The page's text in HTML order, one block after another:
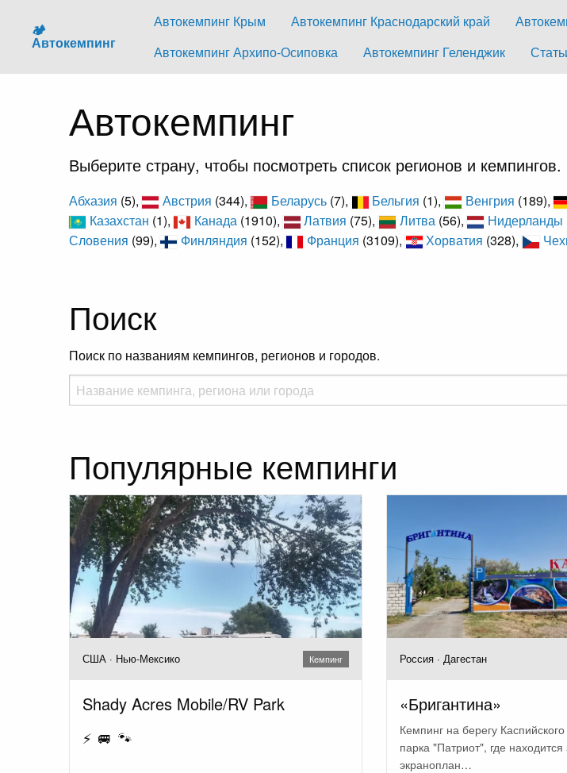
🏕️
Автокемпинг
Автокемпинг Крым Автокемпинг Краснодарский край
Автокемпинг Архипо-Осиповка
Автокемпинг Геленджик
Автокемпинг
Выберите страну, чтобы посмотреть список регионов и кемпингов.
Абхазия (5), Австрия (344), Беларусь (7), Бельгия (1), Венгрия (189),
Казахстан (1), Канада (1910), Латвия (75), Литва(56), Нидерланды
Словения (99), Финляндия (152), Франция (3109), Хорватия (328),
Поиск
Поиск по названиям кемпингов, регионов и городов.
Популярные кемпинги
США · Нью-Мексико Кемпинг
Shady Acres Mobile/RV Park
⚡ 🚐 🐾
Россия · Дагестан
«Бригантина»
Кемпинг на берегу
парка "Патриот", где
экраноплан…